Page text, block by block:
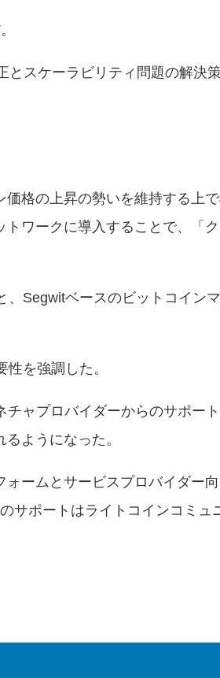
スケーラビリティ問題の解決
格の上昇の勢いを維持する上
ワークに導入することで、「
Segwitベースのビットコイン
を強調した。
ャプロバイダーからのサポー
ようになった。
ームとサービスプロバイダー
サポートはライトコインコミュ